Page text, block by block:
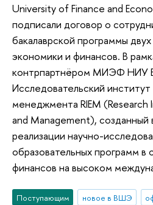
University of Finance and
подписали договор о
бакалаврской программы
экономики и финансов. В
контрпартнёром МИЭФ НИУ
Исследовательский
менеджмента RIEM
and Management), созданный
реализации научно-
образовательных программ в
финансов на высоком
Поступающим новое в ВШЭ